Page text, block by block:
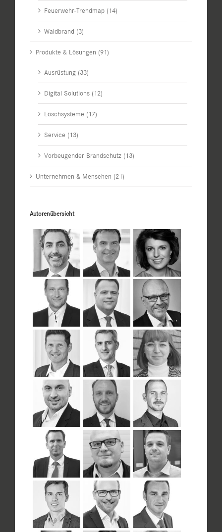
Feuerwehr-Trendmap (14)
Waldbrand (3)
Produkte & Lösungen (91)
Ausrüstung (33)
Digital Solutions (12)
Löschsysteme (17)
Service (13)
Vorbeugender Brandschutz (13)
Unternehmen & Menschen (21)
Autorenübersicht